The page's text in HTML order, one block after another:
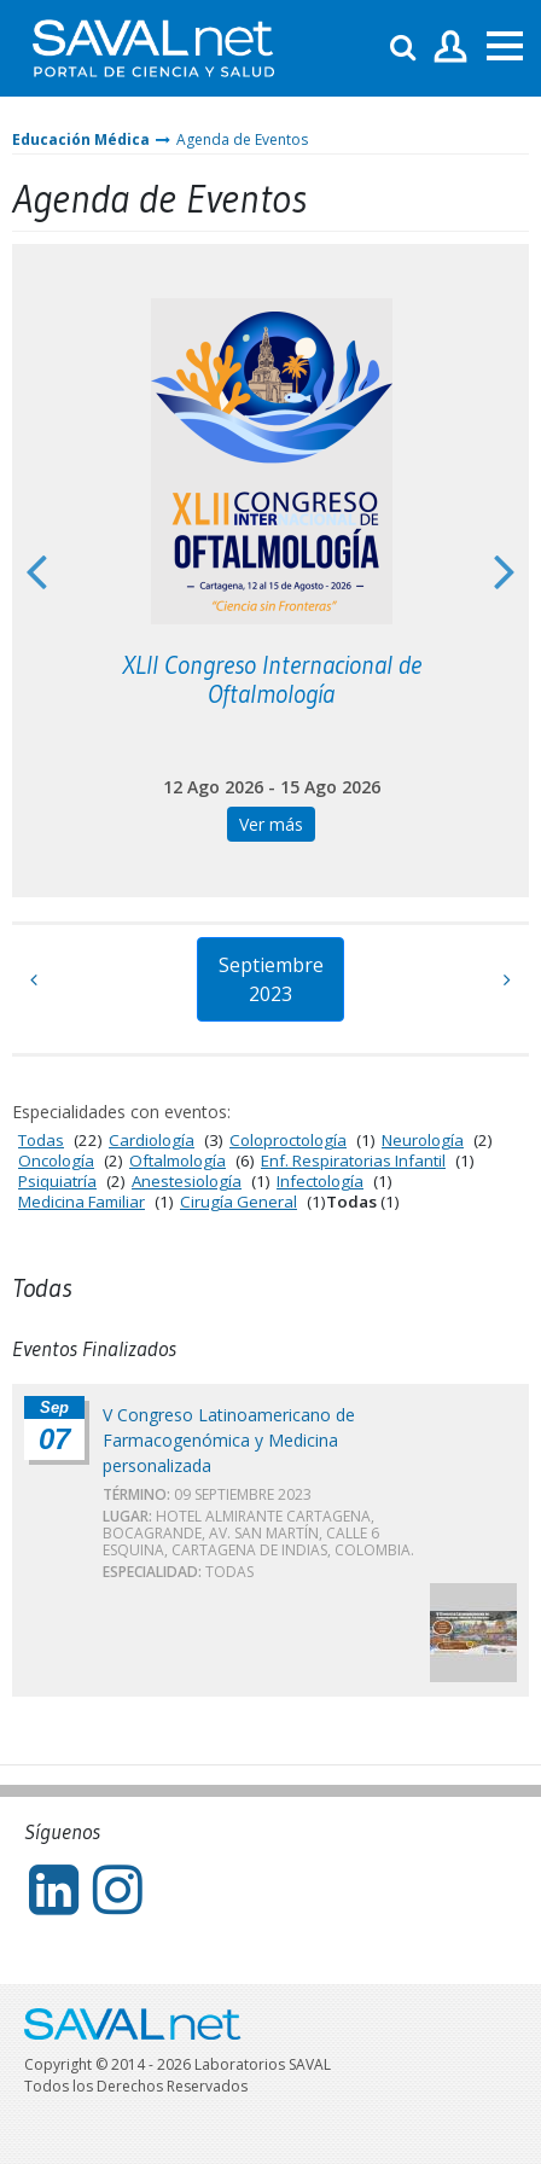
Educación Médica Agenda de Eventos
Agenda de Eventos
XLII Congreso Internacional de
Oftalmología
12 Ago 2026 - 15 Ago 2026
Ver más
Septiembre
2023
Especialidades con eventos:
Todas (22) Cardiología (3) Coloproctología (1) Neurología (2)
Oncología (2) Oftalmología (6) Enf. Respiratorias Infantil (1)
Psiquiatría (2) Anestesiología (1) Infectología (1)
Medicina Familiar (1) Cirugía General (1)Todas(1)
Todas
Eventos Finalizados
Sep
07
V Congreso Latinoamericano de
Farmacogenómica y Medicina
personalizada
TÉRMINO: 09 SEPTIEMBRE 2023
LUGAR: HOTEL ALMIRANTE CARTAGENA,
BOCAGRANDE, AV. SAN MARTÍN, CALLE 6
ESQUINA, CARTAGENA DE INDIAS, COLOMBIA.
ESPECIALIDAD: TODAS
Síguenos
Copyright © 2014 - 2026 Laboratorios SAVAL
Todos los Derechos Reservados